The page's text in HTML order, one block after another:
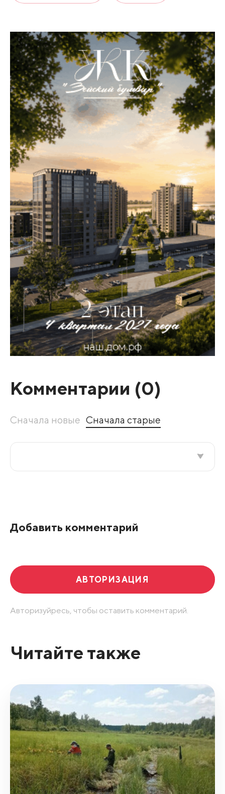
Комментарии (0)
Сначала новые Сначала старые
Добавить комментарий
АВТОРИЗАЦИЯ
Авторизуйресь, чтобы оставить комментарий.
Читайте также